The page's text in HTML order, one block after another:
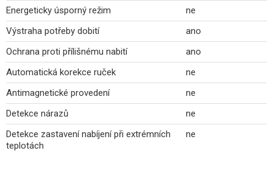
Energeticky úsporný režim
ne
Výstraha potřeby dobití
ano
Ochrana proti přílišnému nabití
ano
Automatická korekce ruček
ne
Antimagnetické provedení
ne
Detekce nárazů
ne
Detekce zastavení nabíjení při extrémních
teplotách
ne